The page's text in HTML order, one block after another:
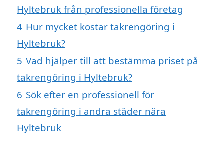
Hyltebruk från professionella företag
4 Hur mycket kostar takrengöring i
Hyltebruk?
5 Vad hjälper till att bestämma priset på
takrengöring i Hyltebruk?
6 Sök efter en professionell för
takrengöring i andra städer nära
Hyltebruk